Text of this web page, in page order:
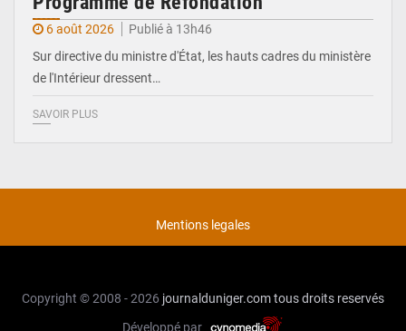
6 août 2026
Publié à 13h46
Sur directive du ministre d'État, les hauts cadres du ministère
de l'Intérieur dressent…
SAVOIR PLUS
Mentions legales
Copyright © 2008 - 2026 journalduniger.comtous droits reservés
Développé par